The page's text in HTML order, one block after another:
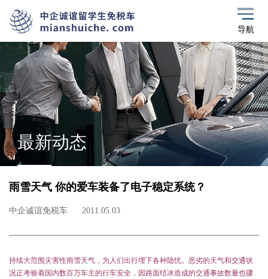
导航
最新动态
雨雪天气 你的爱车装备了电子稳定系统？
中企诚谊免税车 2011.05.03
持续大范围灾害性雨雪天气，为人们出行埋下各种隐忧。恶劣的天气和交通状
况正考验着国内数百万车主的行车安全，因路面结冰造成的交通事故数量也骤